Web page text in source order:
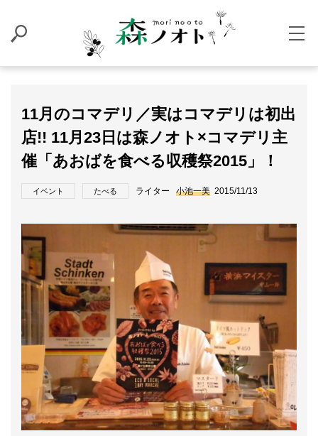
11月のコマデリ／実はコマデリは初出
店!! 11月23日は森ノオト×コマデリ主
催「あおばを食べる収穫祭2015」！
イベント たべる ライター 小池一美 2015/11/13